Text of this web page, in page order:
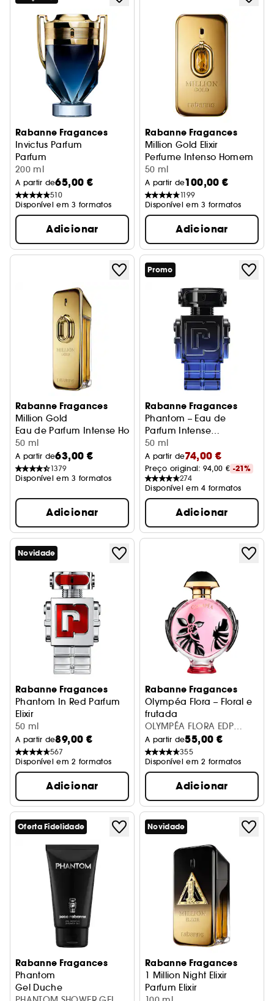
Rabanne Fragances
Invictus Parfum
Parfum
200 ml
A partir de65,00 €
510
Disponível em 3 formatos
Adicionar
Rabanne Fragances
Million Gold Elixir
Perfume Intenso Homem
50 ml
A partir de100,00 €
1199
Disponível em 3 formatos
Adicionar
Rabanne Fragances
Million Gold
Eau de Parfum Intense Homem
50 ml
A partir de63,00 €
1379
Disponível em 3 formatos
Adicionar
Promo
Rabanne Fragances
Phantom – Eau de
Parfum Intense
aromática e âmbar
50 ml
A partir de74,00 €
Preço original: 94,00 € -21%
274
Disponível em 4 formatos
Adicionar
Novidade
Rabanne Fragances
Phantom In Red Parfum
Elixir
Parfum
50 ml
A partir de89,00 €
567
Disponível em 2 formatos
Adicionar
Rabanne Fragances
Olympéa Flora – Floral e
frutada
OLYMPÉA FLORA EDP
INTENSE 30ML
A partir de55,00 €
355
Disponível em 2 formatos
Adicionar
Oferta Fidelidade
Rabanne Fragances
Phantom
Gel Duche
Novidade
Rabanne Fragances
1 Million Night Elixir
Parfum Elixir